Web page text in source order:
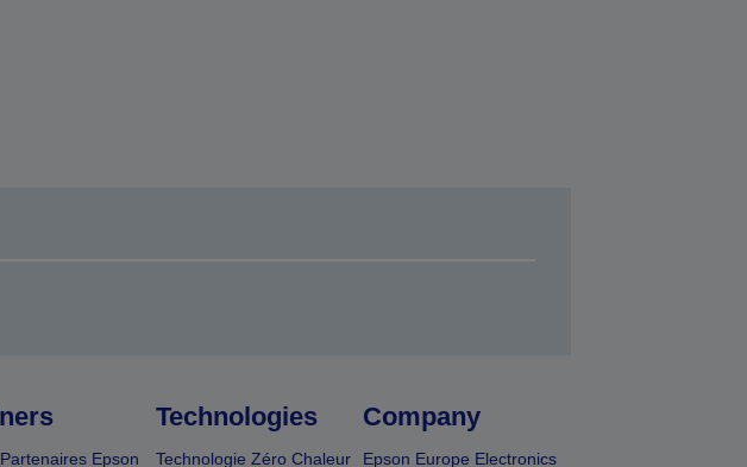
Epson
Technologies
Technologie Zéro Chaleur
Company
Epson Europe Electronics